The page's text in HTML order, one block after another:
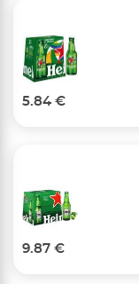
5.84 €
9.87 €